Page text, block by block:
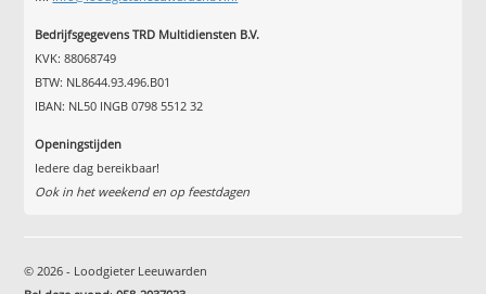
Bedrijfsgegevens TRD Multidiensten B.V.
KVK: 88068749
BTW: NL8644.93.496.B01
IBAN: NL50 INGB 0798 5512 32
Openingstijden
Iedere dag bereikbaar!
Ook in het weekend en op feestdagen
© 2026 - Loodgieter Leeuwarden